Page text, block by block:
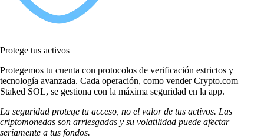
Protege tus activos
Protegemos tu cuenta con protocolos de verificación estrictos y
tecnología avanzada. Cada operación, como vender Crypto.com
Staked SOL, se gestiona con la máxima seguridad en la app.
La seguridad protege tu acceso, no el valor de tus activos. Las
criptomonedas son arriesgadas y su volatilidad puede afectar
seriamente a tus fondos.